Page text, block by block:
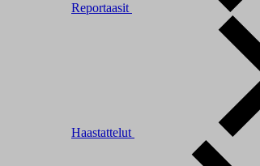
Reportaasit
Haastattelut